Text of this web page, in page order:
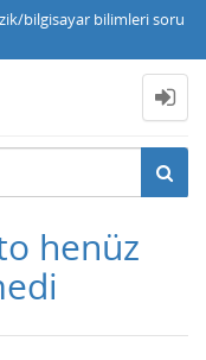
bilgisayar bilimleri soru
henüz